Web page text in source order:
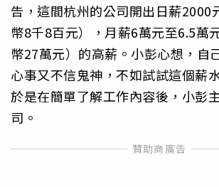
告，這間杭州的公司開出日薪2000
幣8千8百元），月薪6萬元至6.5萬
幣27萬元）的高薪。小彭心想，自
心事又不信鬼神，不如試試這個薪
於是在簡單了解工作內容後，小彭
司。